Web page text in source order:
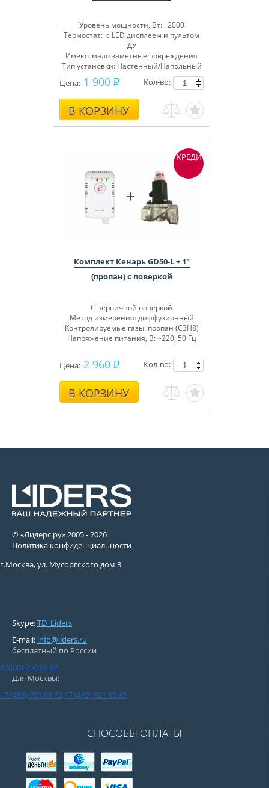
Уровень мощности, Вт: 2000
Термостат: с LED дисплеем и пультом
ДУ
Имеют мало заметные повреждения
Тип установки: Настенный/Напольный
Цена: 1 900
В КОРЗИНУ
Кол-во:
Комплект Кенарь GD50-L + 1"
(пропан) с поверкой
С первичной поверкой
Метод измерения: диффузионный
Контролируемые газы: пропан (C3H8)
Напряжение питания, В: ~220, 50 Гц
Цена: 2 960
В КОРЗИНУ
Кол-во:
КРЕДИТ
© «Лидерс.ру» 2005 -2026
Политика конфиденциальности
г.Москва, ул. Мусоргского дом 3
Skype:TD_Liders
E-mail: info@liders.ru
бесплатный по России
8 (800) 250 02 82
Для Москвы:
+7 (495) 781 68 72+7 (495) 921 55 95
СПОСОБЫ ОПЛАТЫ